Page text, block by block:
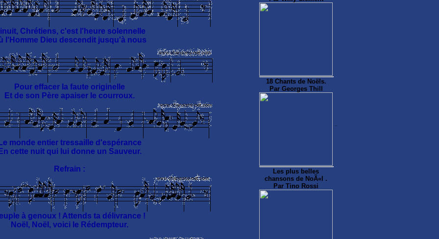
Chrétiens, c'est l'heure solennelle
l'Homme Dieu descendit jusqu'à nous
Pour effacer la faute originelle
Et de son Père apaiser le courroux.
monde entier tressaille d'espérance
cette nuit qui lui donne un Sauveur.
Refrain :
à genoux ! Attends ta délivrance !
Noël, Noël, voici le Rédempteur.
18 Chants de Noëls.
Par Georges Thill
Les plus belles
chansons de NoÃ«l .
Par Tino Rossi